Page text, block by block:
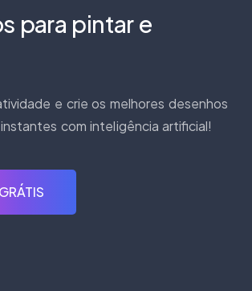
para pintar e
e crie os melhores desenhos
com inteligência artificial!